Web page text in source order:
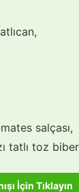
salçası,
tatlı toz
İçin Tıklayın